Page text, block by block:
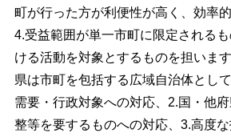
町が行った方が利便性が高く、効率
4.受益範囲が単一市町に限定される
ける活動を対象とするものを担います
県は市町を包括する広域自治体とし
需要・行政対象への対応、2.国・他
整等を要するものへの対応、3.高度